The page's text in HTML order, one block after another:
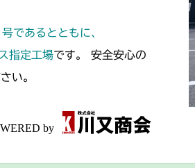
であるとともに、
指定工場です。 安全安心の
い。